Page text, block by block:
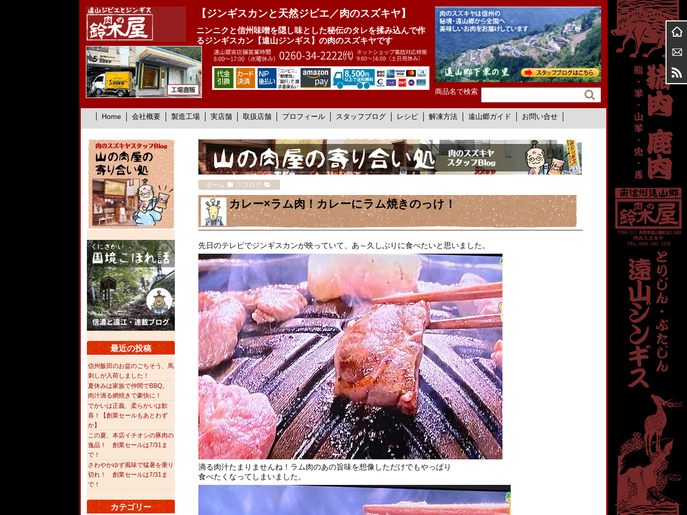
【ジンギスカンと天然ジビエ／肉のスズキヤ】
ニンニクと信州味噌を隠し味とした秘伝のタレを揉み込んで作
るジンギスカン【遠山ジンギス】の肉のスズキヤです
商品名で検索
Home 会社概要 製造工場 実店舗 取扱店舗 プロフィール スタッフブログ レシピ 解凍方法 遠山郷ガイド お問い合せ
ホーム ▽ブログ
カレー×ラム肉！カレーにラム焼きのっけ！
先日のテレビでジンギスカンが映っていて、あ～久しぶりに食べたいと思いました。
滴る肉汁たまりませんね！ラム肉のあの旨味を想像しただけでもやっぱり
食べたくなってしまいました。
最近の投稿
信州飯田のお盆のごちそう、馬
刺しが入荷しました！
夏休みは家族で仲間でBBQ。
肉汁滴る網焼きで豪快に！
でかいは正義、柔らかいは歓
喜！【創業セールもあとわず
か】
この夏、本店イチオシの豚肉の
逸品！ 創業セールは7/31ま
で！
さわやかゆず風味で猛暑を乗り
切れ！ 創業セールは7/31ま
で！
カテゴリー